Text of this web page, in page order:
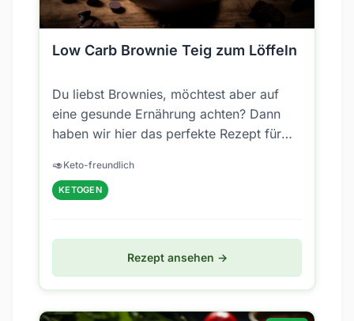
Low Carb Brownie Teig zum Löffeln
Du liebst Brownies, möchtest aber auf
eine gesunde Ernährung achten? Dann
haben wir hier das perfekte Rezept für
Löffeln!...
🥑Keto-freundlich
KETOGEN
Rezept ansehen →